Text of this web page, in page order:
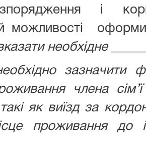
і
можливості
необхідне
зазначити
члена
як виїзд за
проживання до